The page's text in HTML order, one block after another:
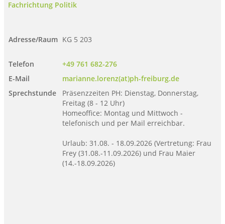
Fachrichtung Politik
Adresse/Raum KG 5 203
Telefon
+49 761 682-276
E-Mail
marianne.lorenz(at)ph-freiburg.de
Sprechstunde
Präsenzzeiten PH: Dienstag, Donnerstag,
Freitag (8 - 12 Uhr)
Homeoffice: Montag und Mittwoch -
telefonisch und per Mail erreichbar.
Urlaub: 31.08. - 18.09.2026 (Vertretung: Frau
Frey (31.08.-11.09.2026) und Frau Maier
(14.-18.09.2026)